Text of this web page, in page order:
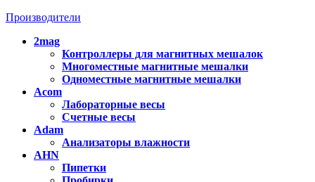
Производители
2mag
Контроллеры для магнитных мешалок
Многоместные магнитные мешалки
Одноместные магнитные мешалки
Acom
Лабораторные весы
Счетные весы
Adam
Анализаторы влажности
AHN
Пипетки